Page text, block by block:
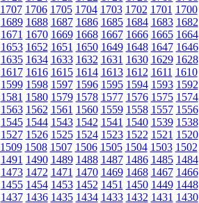
1707 1706 1705 1704 1703 1702 1701 1700
1689 1688 1687 1686 1685 1684 1683 1682
1671 1670 1669 1668 1667 1666 1665 1664
1653 1652 1651 1650 1649 1648 1647 1646
1635 1634 1633 1632 1631 1630 1629 1628
1617 1616 1615 1614 1613 1612 1611 1610
1599 1598 1597 1596 1595 1594 1593 1592
1581 1580 1579 1578 1577 1576 1575 1574
1563 1562 1561 1560 1559 1558 1557 1556
1545 1544 1543 1542 1541 1540 1539 1538
1527 1526 1525 1524 1523 1522 1521 1520
1509 1508 1507 1506 1505 1504 1503 1502
1491 1490 1489 1488 1487 1486 1485 1484
1473 1472 1471 1470 1469 1468 1467 1466
1455 1454 1453 1452 1451 1450 1449 1448
1437 1436 1435 1434 1433 1432 1431 1430